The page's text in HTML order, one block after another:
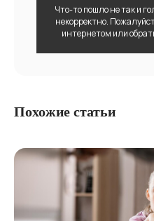
Что-то пошло не так и
некорректно.
интернетом или
Похожие статьи